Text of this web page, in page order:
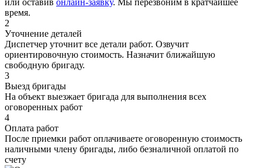
или оставив онлайн-заявку. Мы перезвоним в кратчайшее
время.
2
Уточнение деталей
Диспетчер уточнит все детали работ. Озвучит
ориентировочную стоимость. Назначит ближайшую
свободную бригаду.
3
Выезд бригады
На объект выезжает бригада для выполнения всех
оговоренных работ
4
Оплата работ
После приемки работ оплачиваете оговоренную стоимость
наличными члену бригады, либо безналичной оплатой по
счету